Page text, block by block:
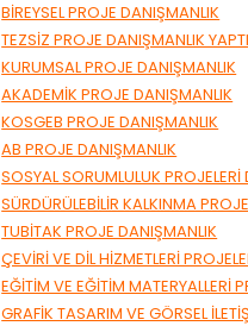
BİREYSEL PROJE DANIŞMANLIK
TEZSİZ PROJE DANIŞMANLIK
KURUMSAL PROJE DANIŞMANLIK
AKADEMİK PROJE DANIŞMANLIK
KOSGEB PROJE DANIŞMANLIK
AB PROJE DANIŞMANLIK
SOSYAL SORUMLULUK
SÜRDÜRÜLEBİLİR KALKINMA
TUBİTAK PROJE DANIŞMANLIK
ÇEVİRİ VE DİL HİZMETLERİ
EĞİTİM VE EĞİTİM MATERYALLERİ
GRAFİK TASARIM VE GÖRSEL